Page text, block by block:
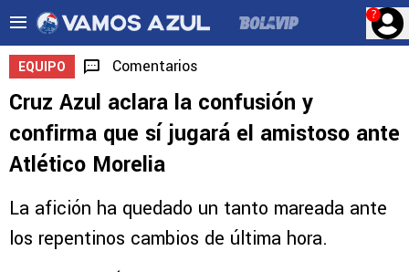
?
EQUIPO Comentarios
Cruz Azul aclara la confusión y
confirma que sí jugará el amistoso ante
Atlético Morelia
La afición ha quedado un tanto mareada ante
los repentinos cambios de última hora.